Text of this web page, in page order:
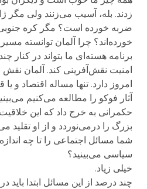
زدند. بله، آسیب می‌زنند ولی مگر
ضربه خورده است؟ مگر کره جنوبی
خورده‌اند؟ چرا آلمان توانسته
برنامه هسته‌ای ما بتواند در
امنیت نقش‌آفرینی کند. آلمان نقش
امروز دارد. تنها مساله اقتصاد و
آثار فوکو را مطالعه می‌کنیم
حکمرانی به خرج داد که این
بزرگ را درمی‌نوردد و از او تقلید
شما مسائل اجتماعی را تا چه
سیاسی می‌بینید؟
خیلی زیاد.
چند درصد از این مسائل ابتدا باید